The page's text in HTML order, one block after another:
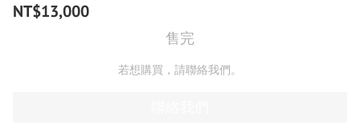
NT$13,000
售完
若想購買，請聯絡我們。